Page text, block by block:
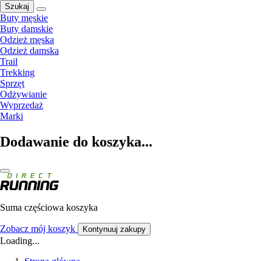
Szukaj
Buty męskie
Buty damskie
Odzież męska
Odzież damska
Trail
Trekking
Sprzęt
Odżywianie
Wyprzedaż
Marki
Dodawanie do koszyka...
Suma częściowa koszyka
Zobacz mój koszyk Kontynuuj zakupy
Loading...